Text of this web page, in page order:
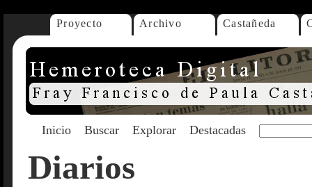
Proyecto Archivo Castañeda
Inicio Buscar Explorar Destacadas
Diarios